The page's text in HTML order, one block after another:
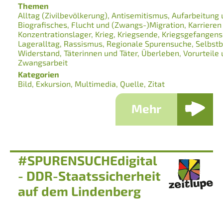
Themen
Alltag (Zivilbevölkerung) Antisemitismus Aufarbeitung
Biografisches Flucht und (Zwangs-)Migration
Konzentrationslager Krieg Kriegsende
Lageralltag Rassismus Regionale Spurensuche
Widerstand Täterinnen und Täter Überleben Vorurteile
Zwangsarbeit
Kategorien
Bild Exkursion Multimedia Quelle Zitat
Mehr
#SPURENSUCHEdigital
- DDR-Staatssicherheit
auf dem Lindenberg